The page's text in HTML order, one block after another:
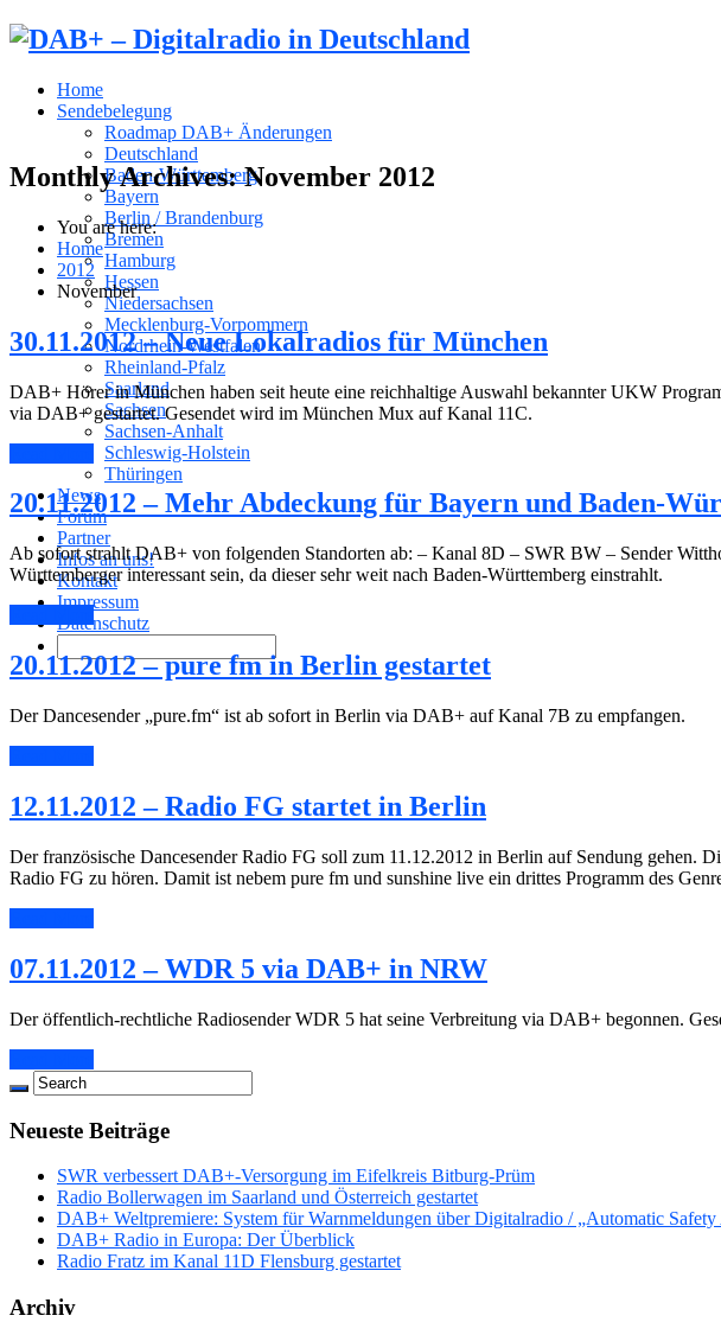
Home
Sendebelegung
Roadmap DAB+ Änderungen
Deutschland
Baden-Württemberg
Bayern
Berlin / Brandenburg
Bremen
Hamburg
Hessen
Niedersachsen
Mecklenburg-Vorpommern
Nordrhein-Westfalen
Rheinland-Pfalz
Saarland
Sachsen
Sachsen-Anhalt
Schleswig-Holstein
Thüringen
News
Forum
Partner
Infos an uns!
Kontakt
Impressum
Datenschutz
Monthly Archives:November 2012
You are here:
Home
2012
November
30.11.2012 – Neue Lokalradios für München
DAB+ Hörer in München haben seit heute eine reichhaltige Auswahl bekannter UKW
via DAB+ gestartet. Gesendet wird im München Mux auf Kanal 11C.
20.11.2012 – Mehr Abdeckung für Bayern und Baden-
Ab sofort strahlt DAB+ von folgenden Standorten ab: – Kanal 8D – SWR BW – Sender
Württemberger interessant sein, da dieser sehr weit nach Baden-Württemberg einstrahlt.
20.11.2012 – pure fm in Berlin gestartet
Der Dancesender „pure.fm“ ist ab sofort in Berlin via DAB+ auf Kanal 7B zu empfangen.
12.11.2012 – Radio FG startet in Berlin
Der französische Dancesender Radio FG soll zum 11.12.2012 in Berlin auf Sendung gehen.
Radio FG zu hören. Damit ist nebem pure fm und sunshine live ein drittes Programm des
07.11.2012 – WDR 5 via DAB+ in NRW
Der öffentlich-rechtliche Radiosender WDR 5 hat seine Verbreitung via DAB+ begonnen.
Neueste Beiträge
SWR verbessert DAB+-Versorgung im Eifelkreis Bitburg-Prüm
Radio Bollerwagen im Saarland und Österreich gestartet
DAB+ Weltpremiere: System für Warnmeldungen über Digitalradio / „Automatic
DAB+ Radio in Europa: Der Überblick
Radio Fratz im Kanal 11D Flensburg gestartet
Archiv